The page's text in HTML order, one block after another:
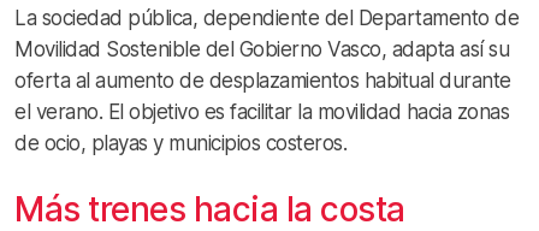
La sociedad pública, dependiente del Departamento de
Movilidad Sostenible del Gobierno Vasco, adapta así su
oferta al aumento de desplazamientos habitual durante
el verano. El objetivo es facilitar la movilidad hacia zonas
de ocio, playas y municipios costeros.
Más trenes hacia la costa